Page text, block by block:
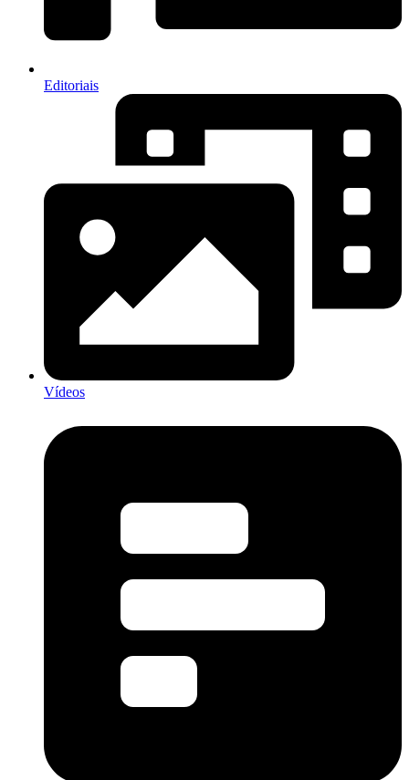
Editoriais
Vídeos